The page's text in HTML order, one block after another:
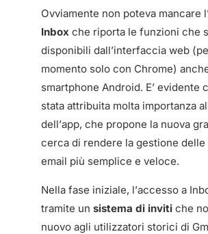
Ovviamente non poteva mancare
Inbox che riporta le funzioni che
disponibili dall’interfaccia web
momento solo con Chrome)
smartphone Android. E’ evidente
stata attribuita molta importanza
dell’app, che propone la nuova
cerca di rendere la gestione delle
email più semplice e veloce.
Nella fase iniziale, l’accesso a
tramite un sistema di inviti che
nuovo agli utilizzatori storici di